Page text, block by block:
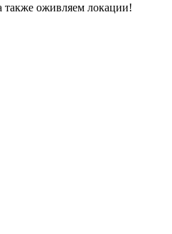
также оживляем локации!